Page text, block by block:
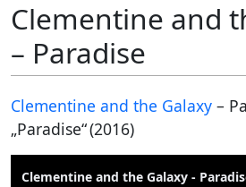
Clementine and
– Paradise
Clementine and the Galaxy –
„Paradise“ (2016)
Clementine and the Galaxy -